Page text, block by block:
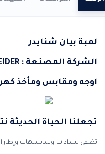
لمبة بيان شنايدر
الشركة المصنعة : SCHNEIDER
اوجه ومقابس ومأخذ
تجعلنا الحياة الحديثة
تضفي سدادات وشاسيهات وإطارات